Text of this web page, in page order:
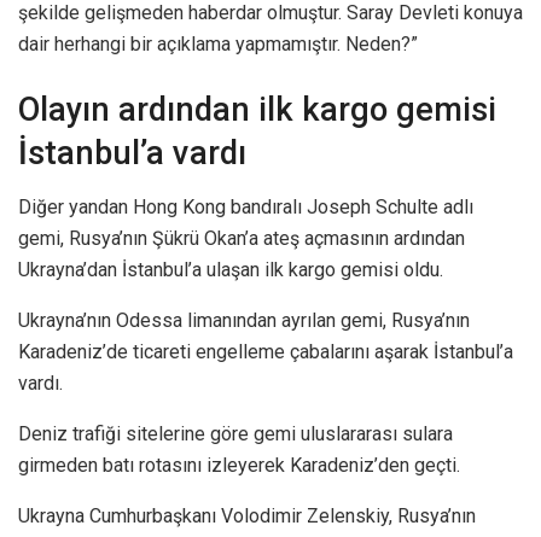
şekilde gelişmeden haberdar olmuştur. Saray Devleti konuya
dair herhangi bir açıklama yapmamıştır. Neden?”
Olayın ardından ilk kargo gemisi
İstanbul’a vardı
Diğer yandan Hong Kong bandıralı Joseph Schulte adlı
gemi, Rusya’nın Şükrü Okan’a ateş açmasının ardından
Ukrayna’dan İstanbul’a ulaşan ilk kargo gemisi oldu.
Ukrayna’nın Odessa limanından ayrılan gemi, Rusya’nın
Karadeniz’de ticareti engelleme çabalarını aşarak İstanbul’a
vardı.
Deniz trafiği sitelerine göre gemi uluslararası sulara
girmeden batı rotasını izleyerek Karadeniz’den geçti.
Ukrayna Cumhurbaşkanı Volodimir Zelenskiy, Rusya’nın